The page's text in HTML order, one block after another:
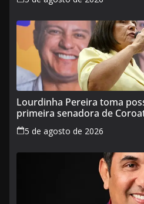
Lourdinha Pereira toma
primeira senadora de
5 de agosto de 2026